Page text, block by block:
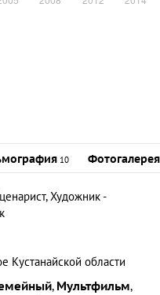
10 Фотогалерея
Художник -
Кустанайской области
, Мультфильм,